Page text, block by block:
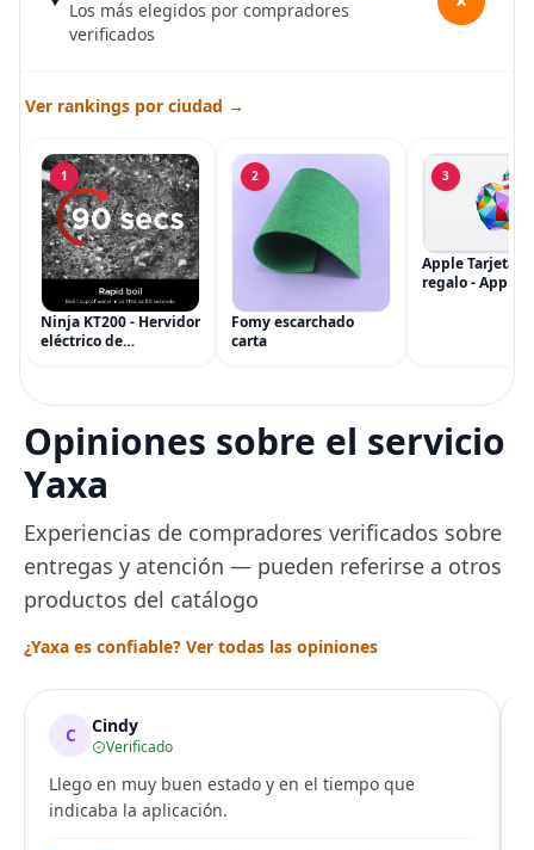
Los más elegidos por compradores
verificados
Ver rankings por ciudad →
1
Ninja KT200 - Hervidor
eléctrico de
ajuste de temperatura
de Acero
2
Fomy escarchado
carta
3
Apple Tarjeta
regalo - App
Opiniones sobre el servicio
Yaxa
Experiencias de compradores verificados sobre
entregas y atención — pueden referirse a otros
productos del catálogo
¿Yaxa es confiable? Ver todas las opiniones
C Cindy
Verificado
Llego en muy buen estado y en el tiempo que
indicaba la aplicación.